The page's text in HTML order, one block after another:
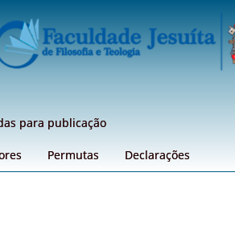
para publicação
Permutas Declarações